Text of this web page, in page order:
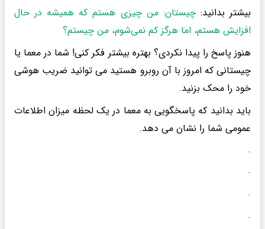
بیشتر بدانید:چیستان: من چیزی هستم که همیشه در حال
افزایش هستم، اما هرگز کم نمی‌شوم، من چیستم؟
هنوز پاسخ را پیدا نکردی؟ بهتره بیشتر فکر کنی! شما در معما یا
چیستانی که امروز با آن روبرو هستید می توانید ضریب هوشی
خود را محک بزنید.
باید بدانید که پاسخگویی به معما در یک لحظه میزان اطلاعات
عمومی شما را نشان می دهد.
.
.
.
.